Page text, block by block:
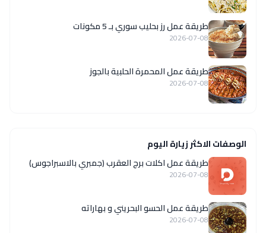
طريقة عمل رز بحليب سوري بـ 5 مكونات
2026-07-08
طريقة عمل المحمرة الحلبية بالجوز
2026-07-08
الوصفات الاكثر زيارة اليوم
طريقة عمل اكلات برج العقرب (جمبري بالاسبراجوس)
2026-07-08
طريقة عمل الحسو البحريني و بهاراته
2026-07-08